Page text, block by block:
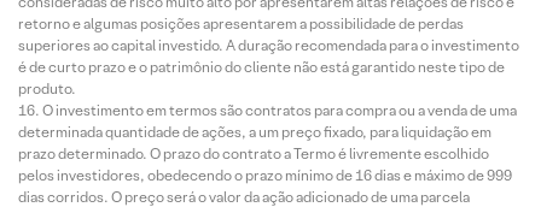
retorno e algumas posições apresentarem a possibilidade de perdas
superiores ao capital investido. A duração recomendada para o investimento
é de curto prazo e o patrimônio do cliente não está garantido neste tipo de
produto.
O investimento em termos são contratos para compra ou a venda de uma
determinada quantidade de ações, a um preço fixado, para liquidação em
prazo determinado. O prazo do contrato a Termo é livremente escolhido
pelos investidores, obedecendo o prazo mínimo de 16 dias e máximo de 999
dias corridos. O preço será o valor da ação adicionado de uma parcela